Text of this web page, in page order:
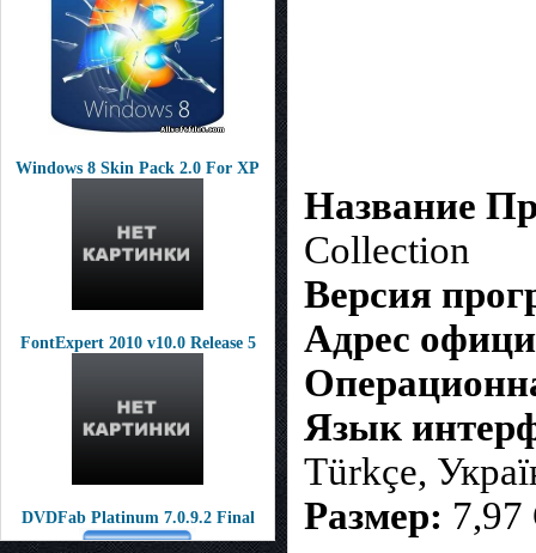
Windows 8 Skin Pack 2.0 For XP
FontExpert 2010 v10.0 Release 5
DVDFab Platinum 7.0.9.2 Final
Название
Collection
Версия
Адрес
Язык
Türkçe,
Размер: 7,97